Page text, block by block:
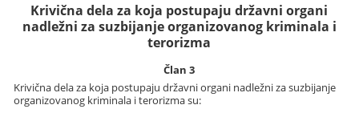
Krivična dela za koja postupaju državni organi
nadležni za suzbijanje organizovanog kriminala i
terorizma
Član 3
Krivična dela za koja postupaju državni organi nadležni za suzbijanje
organizovanog kriminala i terorizma su: